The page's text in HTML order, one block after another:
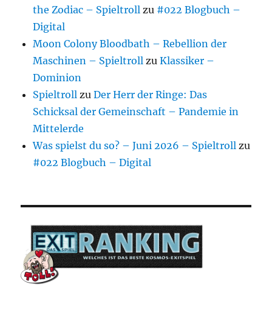
the Zodiac – Spieltroll zu #022 Blogbuch –
Digital
Moon Colony Bloodbath – Rebellion der
Maschinen – Spieltroll zuKlassiker –
Dominion
Spieltroll zuDer Herr der Ringe: Das
Schicksal der Gemeinschaft – Pandemie in
Mittelerde
Was spielst du so? – Juni 2026 – Spieltroll zu
#022 Blogbuch – Digital